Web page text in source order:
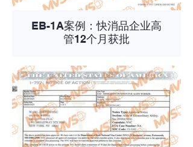
EB-1A案例：快消品企业高
管12个月获批